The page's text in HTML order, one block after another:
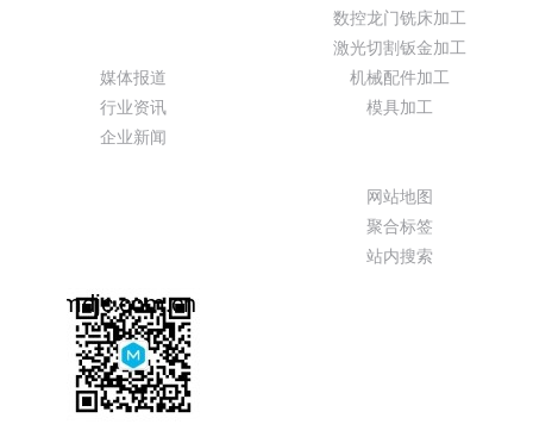
数控龙门铣床加工
激光切割钣金加工
机械配件加工
模具加工
媒体报道
行业资讯
企业新闻
网站地图
聚合标签
站内搜索